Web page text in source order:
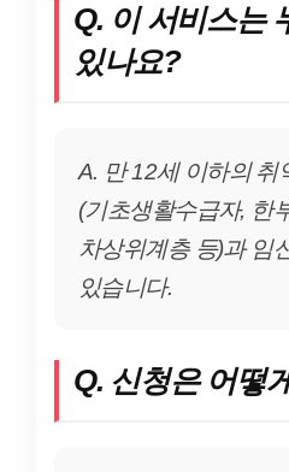
Q. 이 서비스는
있나요?
A. 만 12세 이하의 취
(기초생활수급자, 한
차상위계층 등)과 임
있습니다.
Q. 신청은 어떻